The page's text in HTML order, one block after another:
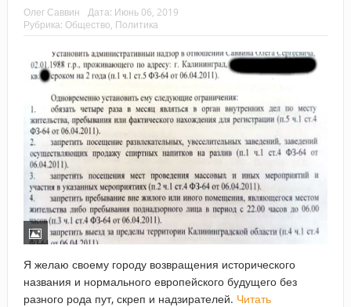
Олег Саввин Дата: Июнь 06, 2019
Рубрика: Общество Политика
Я желаю своему городу возвращения исторического
названия и нормального европейского будущего без
разного рода пут, скреп и надзирателей. Читать